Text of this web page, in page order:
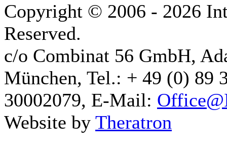
Copyright © 2006 - 2026
Reserved.
c/o Combinat 56 GmbH,
München, Tel.: + 49 (0) 89
30002079, E-Mail:
Website by Theratron